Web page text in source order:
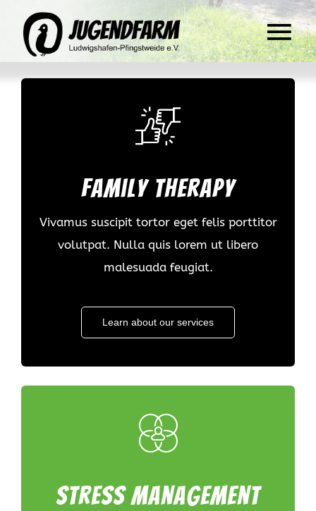
Inhalt
springen
Verein
Family therapy
Vivamus suscipit tortor eget felis porttitor
volutpat. Nulla quis lorem ut libero
malesuada feugiat.
Learn about our services
Stress management